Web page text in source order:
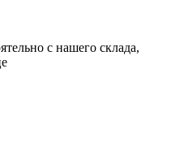
с нашего склада,